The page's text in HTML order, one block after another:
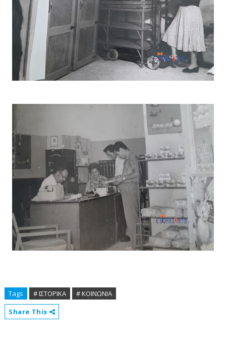
Tags # ΙΣΤΟΡΙΚΑ
# ΚΟΙΝΩΝΙΑ
Share This